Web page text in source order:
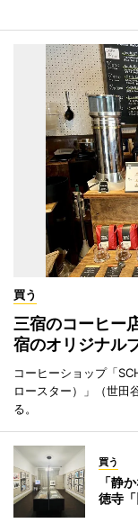
買う
三宿のコーヒー
宿のオリジナル
コーヒーショップ「
ロースター）」（世田
る。
買う
「静
徳寺